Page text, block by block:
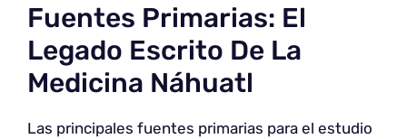
Fuentes Primarias: El
Legado Escrito De La
Medicina Náhuatl
Las principales fuentes primarias para el estudio